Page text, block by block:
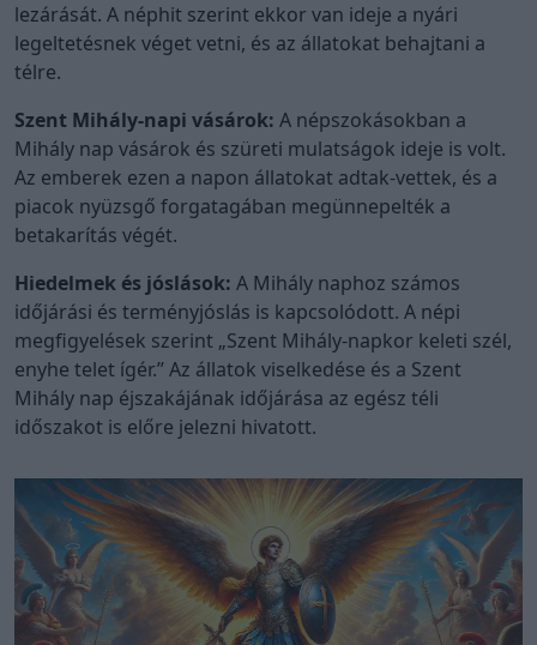
lezárását. A néphit szerint ekkor van ideje a nyári
legeltetésnek véget vetni, és az állatokat behajtani a
télre.
Szent Mihály-napi vásárok: A népszokásokban a
Mihály nap vásárok és szüreti mulatságok ideje is volt.
Az emberek ezen a napon állatokat adtak-vettek, és a
piacok nyüzsgő forgatagában megünnepelték a
betakarítás végét.
Hiedelmek és jóslások: A Mihály naphoz számos
időjárási és terményjóslás is kapcsolódott. A népi
megfigyelések szerint „Szent Mihály-napkor keleti szél,
enyhe telet ígér.” Az állatok viselkedése és a Szent
Mihály nap éjszakájának időjárása az egész téli
időszakot is előre jelezni hivatott.